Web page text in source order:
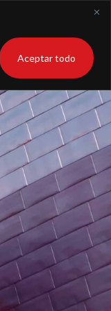
Aceptar todo